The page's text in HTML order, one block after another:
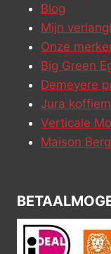
Blog
Mijn
Onze
Big Green
Demeyere
Jura
Verticale
Maison